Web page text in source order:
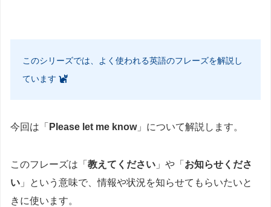
このシリーズでは、よく使われる英語のフレーズを解説し
ています
今回は「 Please let me know」について解説します。
このフレーズは「 教えてください 」や「 お知らせくださ
い 」という意味で、情報や状況を知らせてもらいたいと
きに使います。